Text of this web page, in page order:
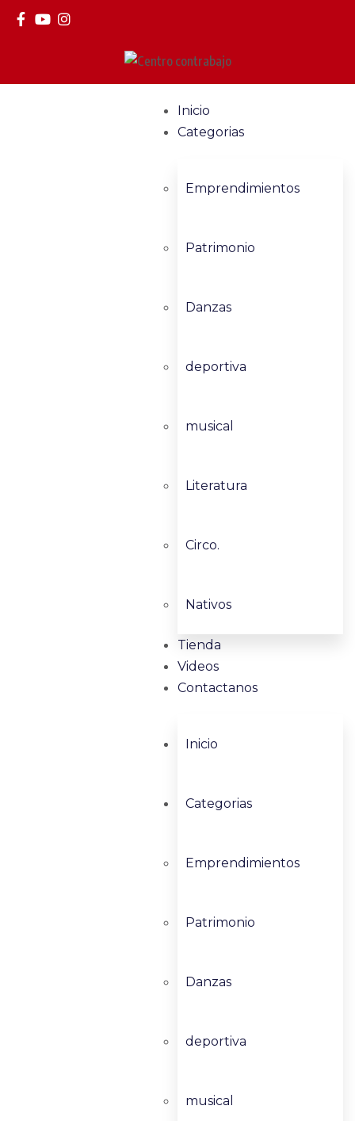
Inicio
Categorias
Emprendimientos
Patrimonio
Danzas
deportiva
musical
Literatura
Circo.
Nativos
Tienda
Videos
Contactanos
Inicio
Categorias
Emprendimientos
Patrimonio
Danzas
deportiva
musical